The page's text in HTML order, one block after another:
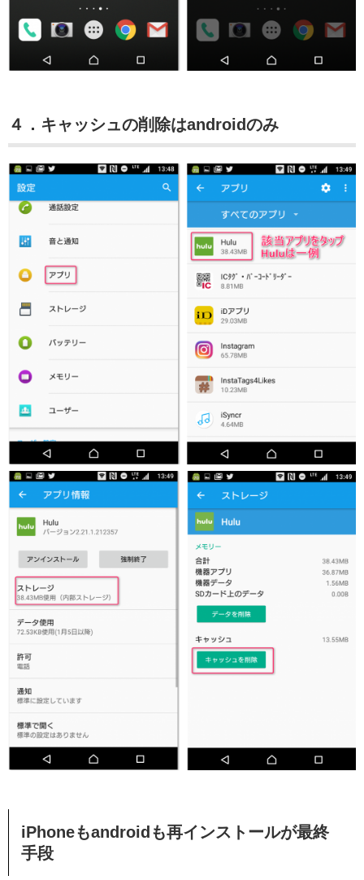
４．キャッシュの削除はandroidのみ
iPhoneもandroidも再インストールが最終
手段